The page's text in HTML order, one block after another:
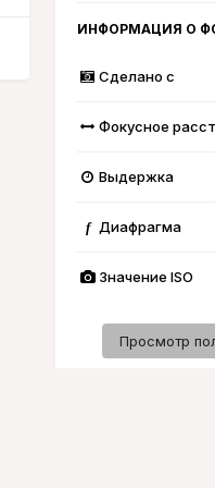
ИНФОРМАЦИЯ О
Сделано с
Фокусное
Выдержка
f Диафрагма
Значение ISO
Просмотр